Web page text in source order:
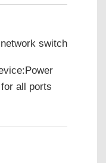
switch
all ports